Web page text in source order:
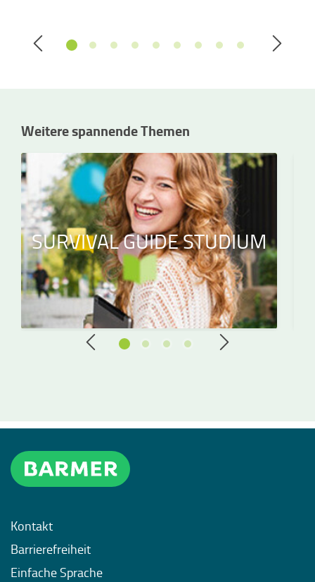
Weitere spannende Themen
SURVIVAL GUIDE STUDIUM
Kontakt
Barrierefreiheit
Einfache Sprache